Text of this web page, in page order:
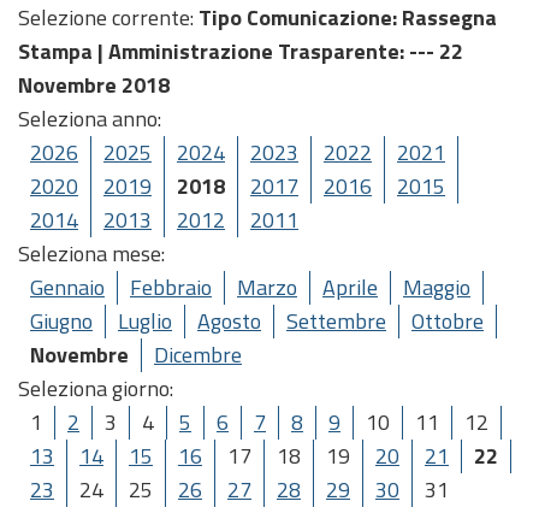
Selezione corrente: Tipo Comunicazione: Rassegna
Stampa |Amministrazione Trasparente: --- 22
Novembre 2018
Seleziona anno:
2026
2025 2024 2023 2022
2021
2020
2019 2018 2017 2016
2015
2014
2013 2012
2011
Seleziona mese:
Gennaio
Febbraio Marzo Aprile
Maggio
Giugno
Luglio Agosto Settembre
Ottobre
Novembre
Dicembre
Seleziona giorno:
1
2 3 4 5 6 7 8 9 10 11
12
13
14 15 16 17 18 19 20 21
22
23
24 25 26 27 28 29 30 31